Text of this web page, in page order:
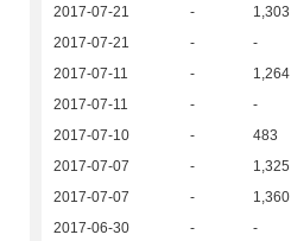
2017-07-21
- 1,303
2017-07-21
- -
2017-07-11
- 1,264
2017-07-11
- -
2017-07-10
- 483
2017-07-07
- 1,325
2017-07-07
- 1,360
2017-06-30
- -